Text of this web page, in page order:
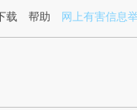
STAHAcNN](https://
载 帮助 网上有害信息